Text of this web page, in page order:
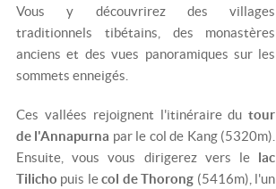
Vous y découvrirez des villages
traditionnels tibétains, des monastères
anciens et des vues panoramiques sur les
sommets enneigés.
Ces vallées rejoignent l'itinéraire dutour
de l'Annapurna par le col de Kang (5320m).
Ensuite, vous vous dirigerez vers le lac
Tilicho puis lecol de Thorong (5416m), l'un